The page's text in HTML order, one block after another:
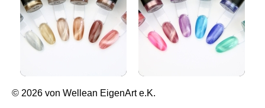
© 2026 von Wellean EigenArt e.K.